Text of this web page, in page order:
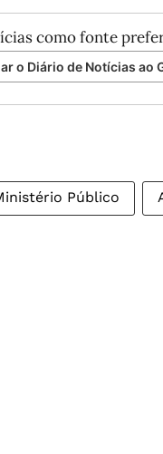
como fonte
o Diário de Notícias ao
Público